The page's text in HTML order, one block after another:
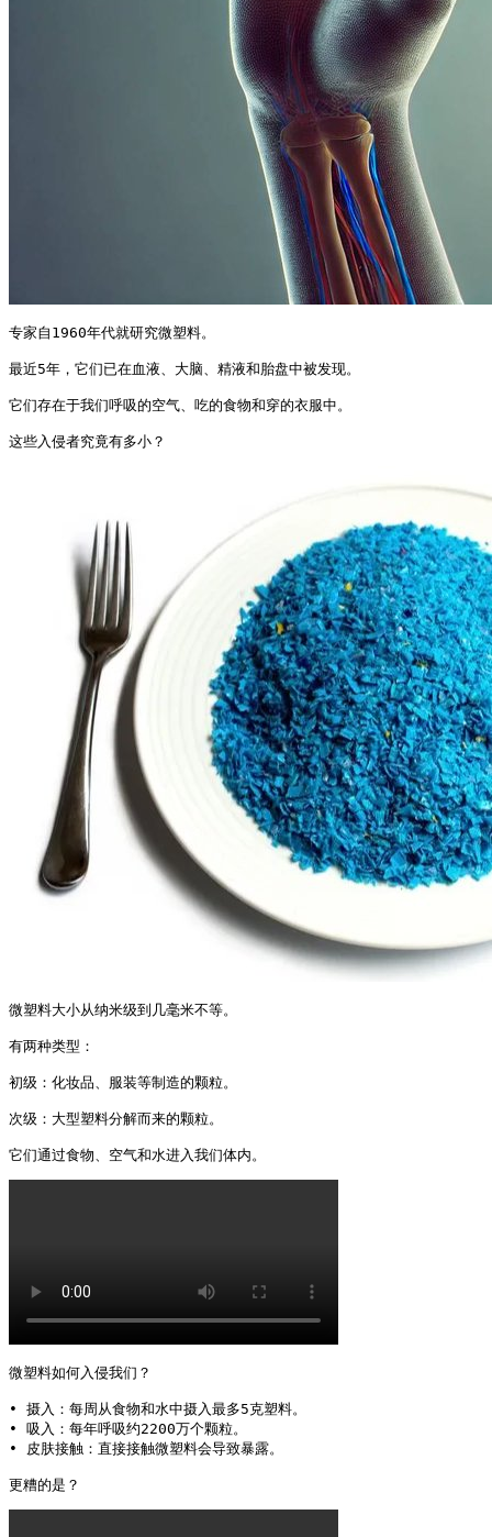
专家自1960年代就研究微塑料。
最近5年，它们已在血液、大脑、精液和胎盘中被发现。
它们存在于我们呼吸的空气、吃的食物和穿的衣服中。
这些入侵者究竟有多小？
微塑料大小从纳米级到几毫米不等。
有两种类型：
初级：化妆品、服装等制造的颗粒。
次级：大型塑料分解而来的颗粒。
它们通过食物、空气和水进入我们体内。
微塑料如何入侵我们？
• 摄入：每周从食物和水中摄入最多5克塑料。
• 吸入：每年呼吸约2200万个颗粒。
• 皮肤接触：直接接触微塑料会导致暴露。
更糟的是？